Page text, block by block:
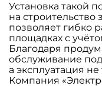
Установка такой
на
позволяет гибко
площадках с
Благодаря
обслуживание
а эксплуатация
Компания